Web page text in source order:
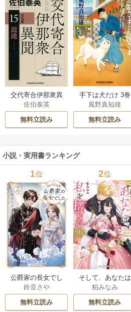
交代寄合伊那衆異
聞 15巻
佐伯泰英
無料立読み
手下は犬だけ 3巻
風野真知雄
無料立読み
小説・実用書ランキング
1位
公爵家の長女でし
た
鈴音さや
無料立読み
2位
そして、あなたは
私を捨てる
柏みなみ
無料立読み